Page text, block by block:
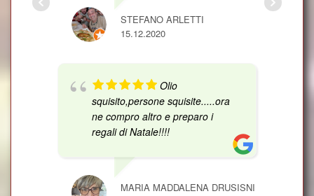
STEFANO ARLETTI
15.12.2020
Olio
squisito,persone squisite.....ora
ne compro altro e preparo i
regali di Natale!!!!
MARIA MADDALENA DRUSISNI